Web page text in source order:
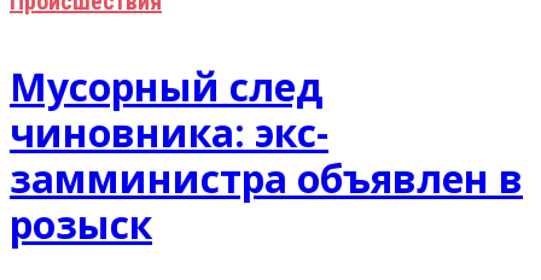
Мусорный след
чиновника: экс-
замминистра объявлен в
розыск